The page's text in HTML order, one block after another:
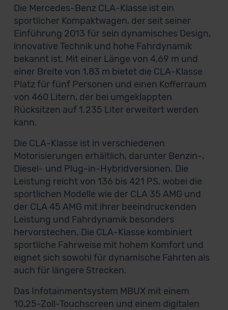
Die Mercedes-Benz CLA-Klasse ist ein
sportlicher Kompaktwagen, der seit seiner
Einführung 2013 für sein dynamisches Design,
innovative Technik und hohe Fahrdynamik
bekannt ist. Mit einer Länge von 4,69 m und
einer Breite von 1,83 m bietet die CLA-Klasse
Platz für fünf Personen und einen Kofferraum
von 460 Litern, der bei umgeklappten
Rücksitzen auf 1.235 Liter erweitert werden
kann.
Die CLA-Klasse ist in verschiedenen
Motorisierungen erhältlich, darunter Benzin-,
Diesel- und Plug-in-Hybridversionen. Die
Leistung reicht von 136 bis 421 PS, wobei die
sportlichen Modelle wie der CLA 35 AMG und
der CLA 45 AMG mit ihrer beeindruckenden
Leistung und Fahrdynamik besonders
hervorstechen. Die CLA-Klasse kombiniert
sportliche Fahrweise mit hohem Komfort und
eignet sich sowohl für dynamische Fahrten als
auch für längere Strecken.
Das Infotainmentsystem MBUX mit einem
10,25-Zoll-Touchscreen und einem digitalen